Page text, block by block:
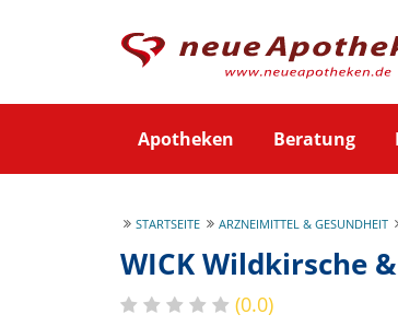
Apotheken Beratung
STARTSEITE ARZNEIMITTEL & GESUNDHEIT
WICK Wildkirsche
(0.0)